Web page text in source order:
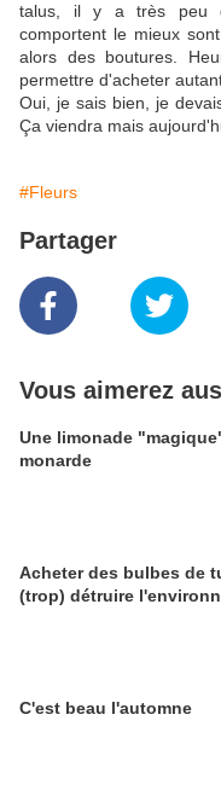
talus, il y a très peu
comportent le mieux
alors des boutures.
permettre d'acheter
Oui, je sais bien, je
Ça viendra mais
#Fleurs
Partager
Vous aimerez
Une limonade
monarde
Acheter des bulbes de
(trop) détruire
C'est beau l'automne